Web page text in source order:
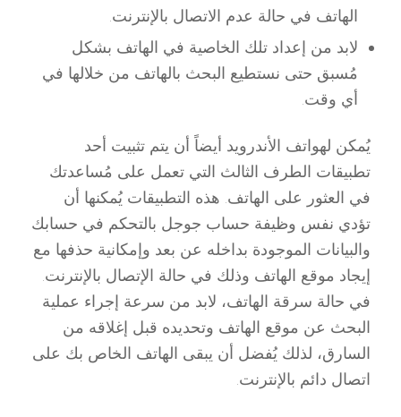
الهاتف في حالة عدم الاتصال بالإنترنت.
لابد من إعداد تلك الخاصية في الهاتف بشكل
مُسبق حتى نستطيع البحث بالهاتف من خلالها في
أي وقت.
يُمكن لهواتف الأندرويد أيضاً أن يتم تثبيت أحد
تطبيقات الطرف الثالث التي تعمل على مُساعدتك
في العثور على الهاتف. هذه التطبيقات يُمكنها أن
تؤدي نفس وظيفة حساب جوجل بالتحكم في حسابك
والبيانات الموجودة بداخله عن بعد وإمكانية حذفها مع
إيجاد موقع الهاتف وذلك في حالة الإتصال بالإنترنت.
في حالة سرقة الهاتف، لابد من سرعة إجراء عملية
البحث عن موقع الهاتف وتحديده قبل إغلاقه من
السارق، لذلك يُفضل أن يبقى الهاتف الخاص بك على
اتصال دائم بالإنترنت.